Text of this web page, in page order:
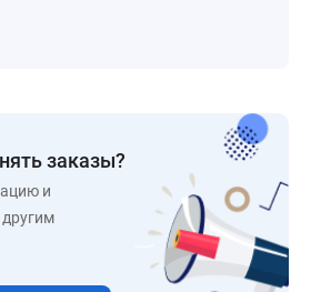
заказы?
и
другим